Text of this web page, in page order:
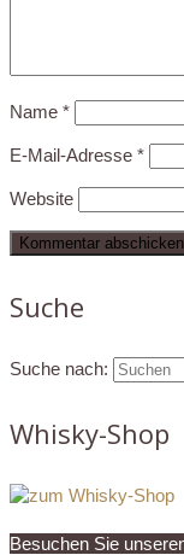
Name *
E-Mail-Adresse *
Website
Suche
Suche nach:
Whisky-Shop
Besuchen Sie